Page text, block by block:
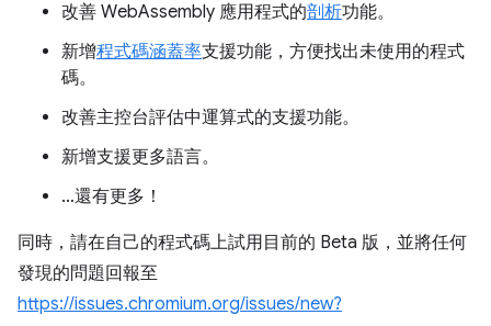
改善 WebAssembly 應用程式的剖析功能。
新增程式碼涵蓋率支援功能，方便找出未使用的程式
碼。
改善主控台評估中運算式的支援功能。
新增支援更多語言。
…還有更多！
同時，請在自己的程式碼上試用目前的 Beta 版，並將任何
發現的問題回報至
https://issues.chromium.org/issues/new?